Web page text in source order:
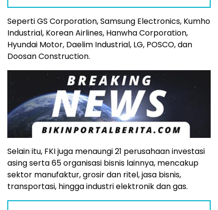
Seperti GS Corporation, Samsung Electronics, Kumho
Industrial, Korean Airlines, Hanwha Corporation,
Hyundai Motor, Daelim Industrial, LG, POSCO, dan
Doosan Construction.
Selain itu, FKI juga menaungi 21 perusahaan investasi
asing serta 65 organisasi bisnis lainnya, mencakup
sektor manufaktur, grosir dan ritel, jasa bisnis,
transportasi, hingga industri elektronik dan gas.